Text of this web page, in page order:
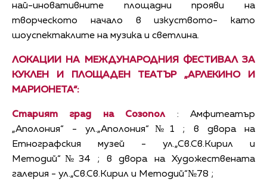
най-иновативните площадни прояви на
творческото начало в изкуството- като
шоуспектаклите на музика и светлина.
ЛОКАЦИИ НА МЕЖДУНАРОДНИЯ ФЕСТИВАЛ ЗА
КУКЛЕН И ПЛОЩАДЕН ТЕАТЪР „АРЛЕКИНО И
МАРИОНЕТА“:
Старият град на Созопол: Амфитеатър
„Аполония“ - ул.„Аполония“№1 ; в двора на
Етнографския музей - ул.„Св.Св.Кирил и
Методий“№34 ; в двора на Художествената
галерия - ул.„Св.Св.Кирил и Методий“№78 ;